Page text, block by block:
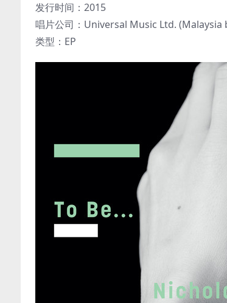
发行时间：2015
唱片公司：Universal Music Ltd. (Malaysia
类型：EP